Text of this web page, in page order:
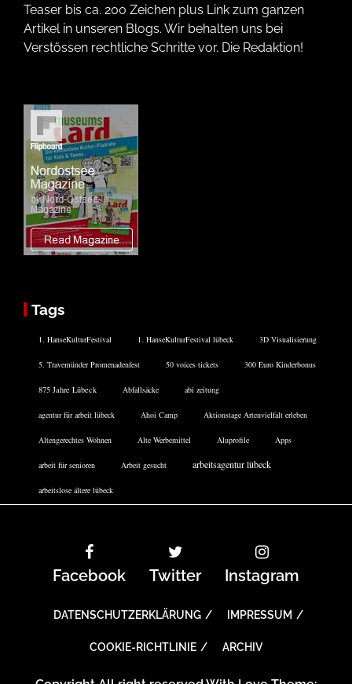
Teaser bis ca. 200 Zeichen plus Link zum ganzen
Artikel in unseren Blogs. Wir behalten uns bei
Verstössen rechtliche Schritte vor. Die Redaktion!
Tags
1. HanseKulturFestival 1. HanseKulturFestival lübeck 3D Visualisierung
5. Travemünder Promenadenfest 50 voices tickets 300 Euro Kinderbonus
875 Jahre Lübeck Abfallsäcke abi zeitung
agentur für arbeit lübeck Ahoi Camp Aktionstage Artenvielfalt erleben
Altengerechtes Wohnen Alte Werbemittel Aluprofile Apps
arbeit für senioren Arbeit gesucht arbeitsagentur lübeck
arbeitslose ältere lübeck
Facebook Twitter Instagram
DATENSCHUTZERKLÄRUNG IMPRESSUM
COOKIE-RICHTLINIE ARCHIV